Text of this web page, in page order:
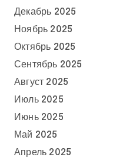
Декабрь 2025
Ноябрь 2025
Октябрь 2025
Сентябрь 2025
Август 2025
Июль 2025
Июнь 2025
Май 2025
Апрель 2025